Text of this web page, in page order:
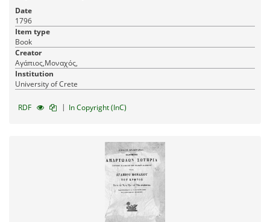
Date
1796
Item type
Book
Creator
Αγάπιος,Μοναχός,
Institution
University of Crete
RDF | In Copyright (InC)